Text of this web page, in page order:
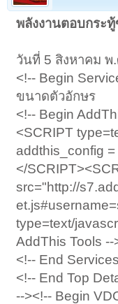
พลังงานตอบกระ
วันที่ 5 สิงหาคม พ
<!-- Begin
ขนาดตัวอักษร
<!-- Begin
<SCRIPT
addthis_config
</
src="http://
type=text/
AddThis Tools --
<!-- End
<!-- End Top
--><!-- Begin